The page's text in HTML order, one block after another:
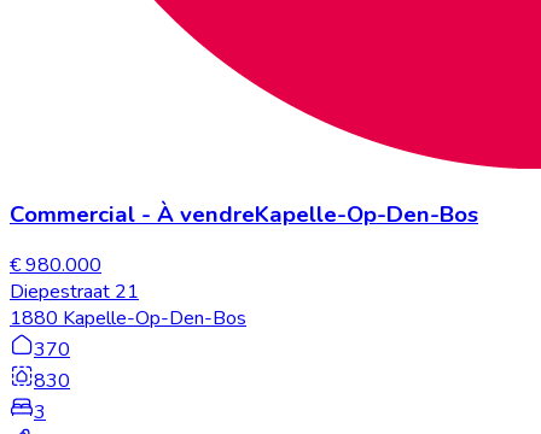
Commercial - À vendreKapelle-Op-Den-Bos
€ 980.000
Diepestraat 21
1880 Kapelle-Op-Den-Bos
370
830
3